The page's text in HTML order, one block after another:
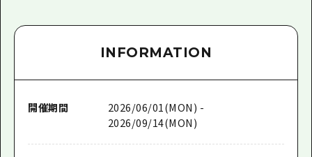
INFORMATION
開催期間
2026/06/01(MON) -
2026/09/14(MON)